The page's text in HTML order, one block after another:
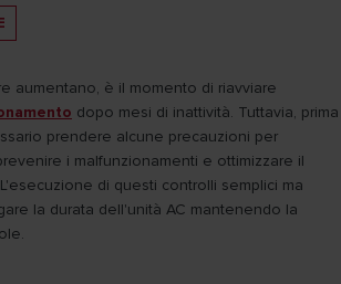
aumentano, è il momento di riavviare
dopo mesi di inattività. Tuttavia, prima
prendere alcune precauzioni per
i malfunzionamenti e ottimizzare il
di questi controlli semplici ma
la durata dell'unità AC mantenendo la